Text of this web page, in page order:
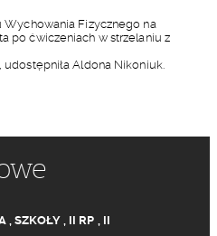
Fizycznego na
po ćwiczeniach w strzelaniu z
udostępniła Aldona Nikoniuk.
,SZKOŁY, II RP , II